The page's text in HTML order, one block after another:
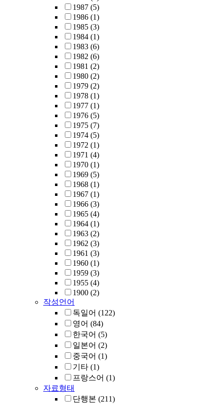
1987 (5)
1986 (1)
1985 (3)
1984 (1)
1983 (6)
1982 (6)
1981 (2)
1980 (2)
1979 (2)
1978 (1)
1977 (1)
1976 (5)
1975 (7)
1974 (5)
1972 (1)
1971 (4)
1970 (1)
1969 (5)
1968 (1)
1967 (1)
1966 (3)
1965 (4)
1964 (1)
1963 (2)
1962 (3)
1961 (3)
1960 (1)
1959 (3)
1955 (4)
1900 (2)
작성언어
독일어 (122)
영어 (84)
한국어 (5)
일본어 (2)
중국어 (1)
기타 (1)
프랑스어 (1)
자료형태
단행본 (211)